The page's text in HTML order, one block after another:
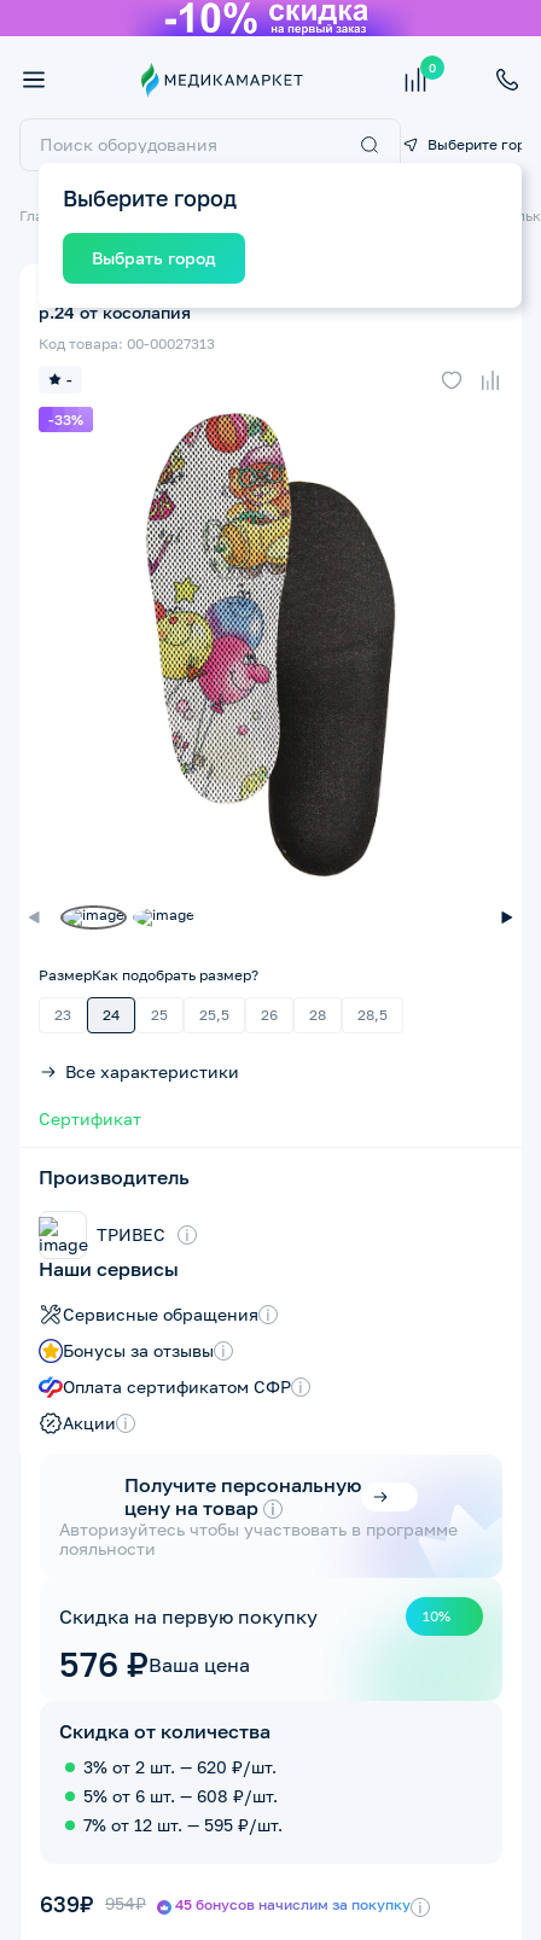
0
Выберите город
Выберите город
Выбрать город
Главная Ортопедические изделия
-33%
-
Код товара: 00-00027313
р.24 от косолапия
РазмерКак подобрать размер?
23 24 25 25,5 26 28 28,5
Все характеристики
Сертификат
Производитель
ТРИВЕС i
Наши сервисы
Сервисные обращения i
Бонусы за отзывы i
Оплата сертификатом СФР i
Акции i
Получите персональную
цену на товар i
Авторизуйтесь чтобы участвовать в программе
лояльности
Скидка на первую покупку 10%
576 ₽Ваша цена
Скидка от количества
3% от 2 шт. — 620 ₽/шт.
5% от 6 шт. — 608 ₽/шт.
7% от 12 шт. — 595 ₽/шт.
639₽ 954₽ 45 бонусов начислим за покупку i